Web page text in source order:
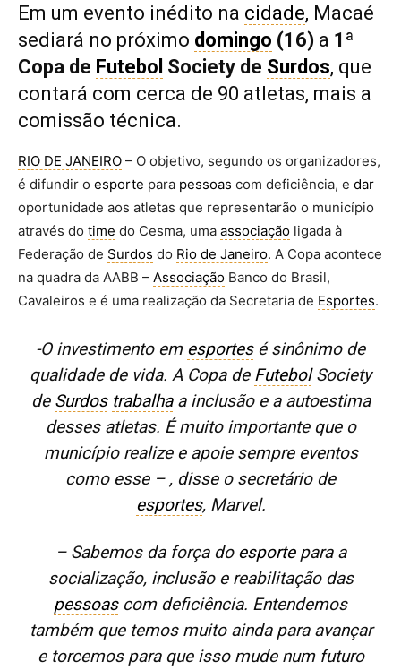
Em um evento inédito na cidade, Macaé
sediará no próximo domingo (16) a 1ª
Copa de Futebol Society de Surdos, que
contará com cerca de 90 atletas, mais a
comissão técnica.
RIO DE JANEIRO – O objetivo, segundo os organizadores,
é difundir o esporte para pessoas com deficiência, e dar
oportunidade aos atletas que representarão o município
através do time do Cesma, uma associação ligada à
Federação de Surdos do Rio de Janeiro. A Copa acontece
na quadra da AABB – Associação Banco do Brasil,
Cavaleiros e é uma realização da Secretaria de Esportes.
-O investimento em esportesé sinônimo de
qualidade de vida. A Copa de FutebolSociety
de Surdos trabalhaa inclusão e a autoestima
desses atletas. É muito importante que o
município realize e apoie sempre eventos
como esse – , disse o secretário de
esportes, Marvel.
– Sabemos da força do esportepara a
socialização, inclusão e reabilitação das
pessoascom deficiência. Entendemos
também que temos muito ainda para avançar
e torcemos para que isso mude num futuro